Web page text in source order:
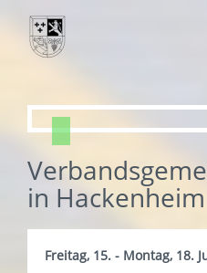
Nachrichten
Leben
Verwaltung
Gemeinden
in Hackenheim
Freitag, 15. - Montag, 18.